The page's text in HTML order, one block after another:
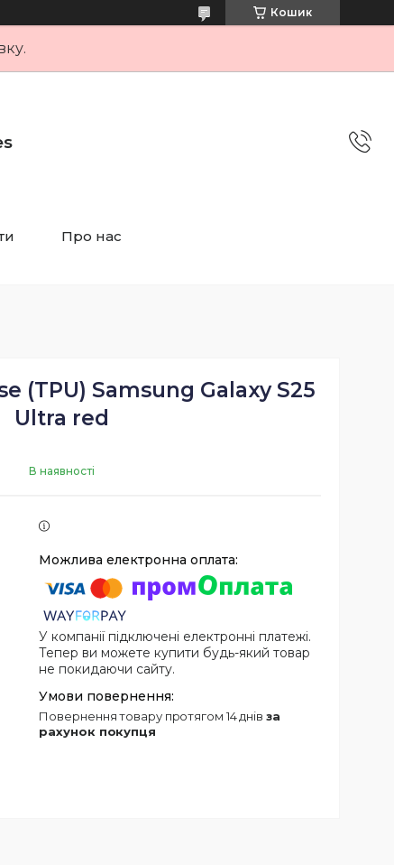
Кошик
Про нас
(TPU) Samsung Galaxy S25
Ultra red
В наявності
У компанії підключені електронні платежі.
Тепер ви можете купити будь-який товар
не покидаючи сайту.
повернення товару протягом 14 днів за
рахунок покупця